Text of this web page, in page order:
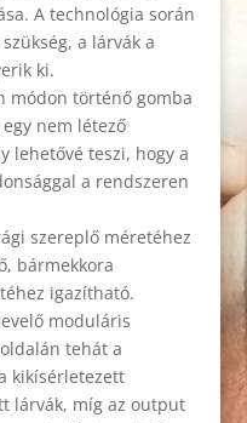
A technológia során
a lárvák a
ki.
módon történő gomba
nem létező
lehetővé teszi, hogy a
a rendszeren
szereplő méretéhez
bármekkora
igazítható.
moduláris
tehát a
kikísérletezett
lárvák, míg az output